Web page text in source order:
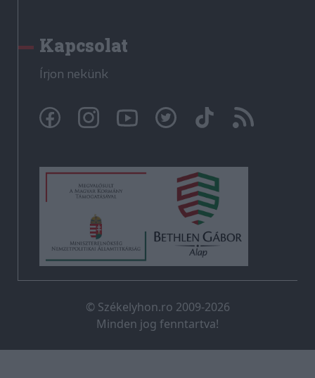
Kapcsolat
Írjon nekünk
© Székelyhon.ro 2009-2026
Minden jog fenntartva!